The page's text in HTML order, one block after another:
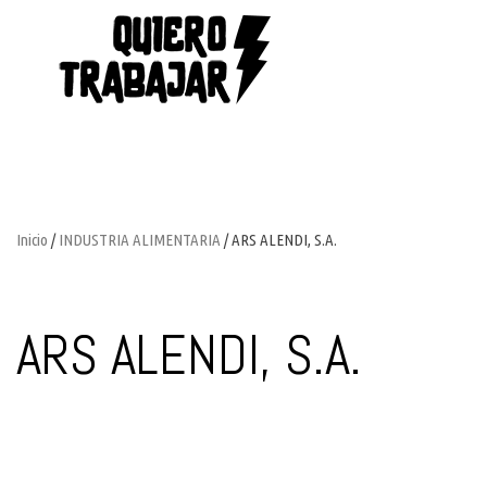
Inicio /INDUSTRIA ALIMENTARIA / ARS ALENDI, S.A.
ARS ALENDI, S.A.